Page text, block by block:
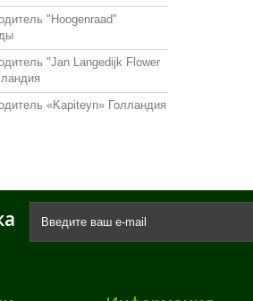
"Hoogenraad"
"Jan Langedijk Flower
«Kapiteyn» Голландия